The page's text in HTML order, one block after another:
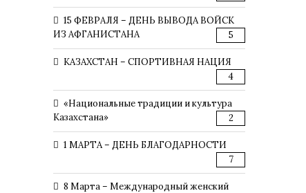
15 ФЕВРАЛЯ – ДЕНЬ ВЫВОДА ВОЙСК
ИЗ АФГАНИСТАНА
5
КАЗАХСТАН – СПОРТИВНАЯ НАЦИЯ
4
«Национальные традиции и культура
Казахстана»
2
1 МАРТА – ДЕНЬ БЛАГОДАРНОСТИ
7
8 Марта – Международный женский